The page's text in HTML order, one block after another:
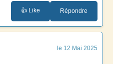
👍 Like Répondre
le 12 Mai 2025